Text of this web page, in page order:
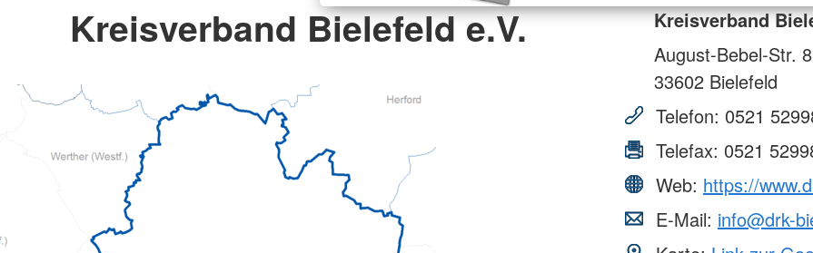
Kreisverband Bielefeld e.V.
Kreisverband
August-Bebel-Str. 8
33602 Bielefeld
Telefon: 0521
Telefax: 0521
Web: https://
E-Mail: info@drk-